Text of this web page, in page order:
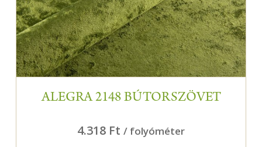
ALEGRA 2148 BÚTORSZÖVET
4.318 Ft / folyóméter